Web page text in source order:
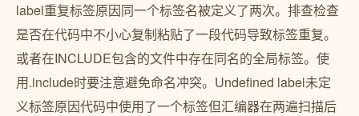
label重复标签原因同一个标签名被定义了两次。排查检查
是否在代码中不小心复制粘贴了一段代码导致标签重复。
或者在INCLUDE包含的文件中存在同名的全局标签。使
用.include时要注意避免命名冲突。Undefined label未定
义标签原因代码中使用了一个标签但汇编器在两遍扫描后